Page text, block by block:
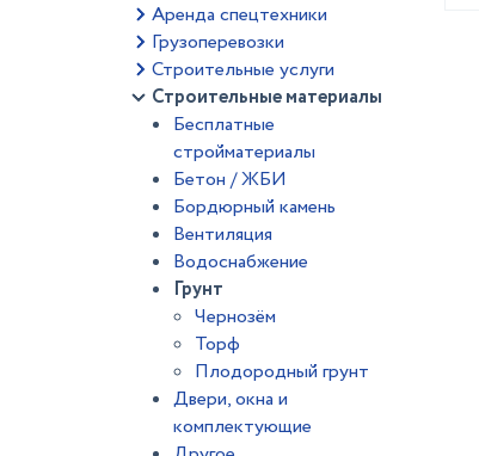
Аренда спецтехники
Грузоперевозки
Строительные услуги
Строительные материалы
Бесплатные
стройматериалы
Бетон / ЖБИ
Бордюрный камень
Вентиляция
Водоснабжение
Грунт
Чернозём
Торф
Плодородный грунт
Двери, окна и
комплектующие